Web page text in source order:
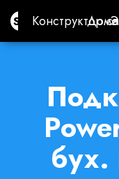
Site.proКонструктор
Конструктор
бух.